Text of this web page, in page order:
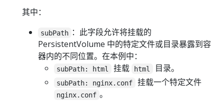
其中：
subPath ：此字段允许将挂载的
PersistentVolume 中的特定文件或目录暴露到容
器内的不同位置。在本例中：
subPath: html 挂载 html 目录。
subPath: nginx.conf 挂载一个特定文件
nginx.conf 。